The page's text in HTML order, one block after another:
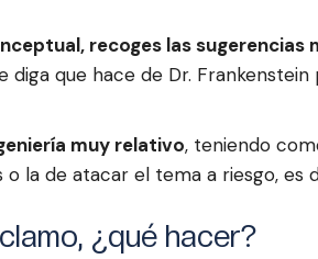
recoges las
diga que hace de Dr.
muy relativo, teniendo
la de atacar el tema a riesgo, es
¿qué hacer?